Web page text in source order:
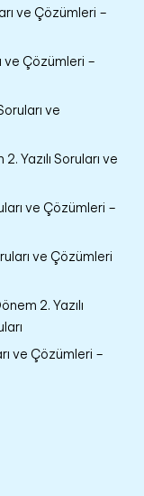
ve Çözümleri –
ve Çözümleri –
ve
Yazılı Soruları ve
ve Çözümleri –
ve Çözümleri
2. Yazılı
ve Çözümleri –